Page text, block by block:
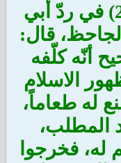
في شرح النهج (3: 263) في ردّ أبي
قال:
أنّه كلّفه
الاسلام
له طعاماً،
المطلب،
له، فخرجوا